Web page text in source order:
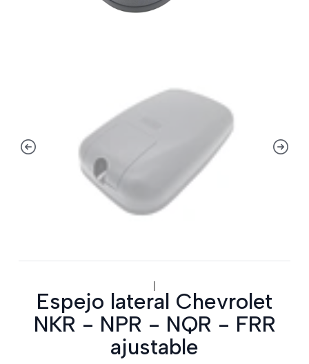
|
Espejo lateral Chevrolet
NKR - NPR - NQR - FRR
ajustable